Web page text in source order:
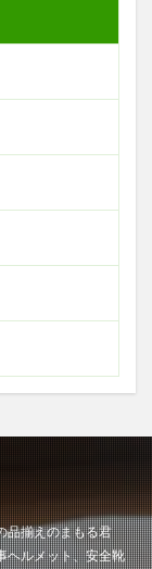
品揃えのまもる君
ヘルメット、安全靴